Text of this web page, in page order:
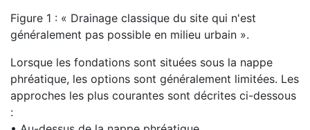
Figure 1 : « Drainage classique du site qui n'est
généralement pas possible en milieu urbain ».
Lorsque les fondations sont situées sous la nappe
phréatique, les options sont généralement limitées. Les
approches les plus courantes sont décrites ci-dessous
: